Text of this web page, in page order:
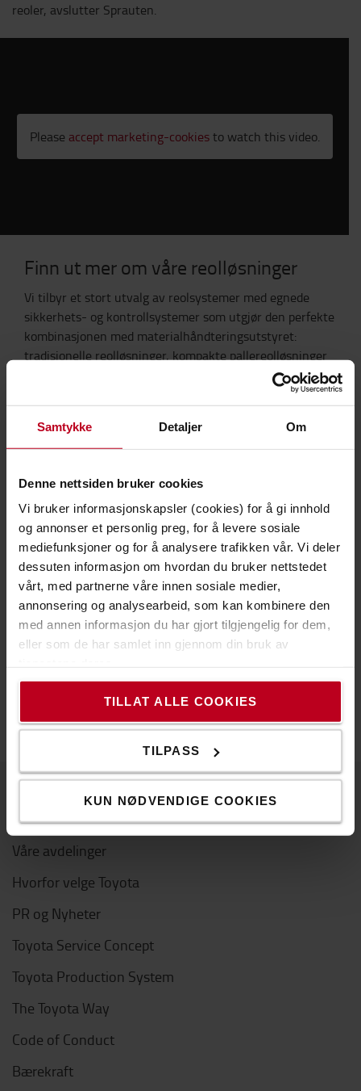
Samtykke Detaljer Om
Denne nettsiden bruker cookies
Vi bruker informasjonskapsler (cookies) for å gi innhold
og annonser et personlig preg, for å levere sosiale
mediefunksjoner og for å analysere trafikken vår. Vi deler
dessuten informasjon om hvordan du bruker nettstedet
vårt, med partnerne våre innen sosiale medier,
annonsering og analysearbeid, som kan kombinere den
med annen informasjon du har gjort tilgjengelig for dem,
eller som de har samlet inn gjennom din bruk av
TILLAT ALLE COOKIES
TILPASS
KUN NØDVENDIGE COOKIES
reoler, avslutter Sprauten.
Please accept marketing-cookiesto watch this video.
Finn ut mer om våre reolløsninger
Vi tilbyr et stort utvalg av reolsystemer med egnede
sikkerhets- og kontrollsystemer som utgjør den perfekte
kombinasjonen med materialhåndteringsutstyret:
tradisjonelle reolløsninger, kompakte pallereolløsninger
for maksimering av lagerplassen, eller reolløsninger uten
Magnus sprauten, Salgssjef reolsystemer forteller kort
Vi kan tilby løsninger for de fleste. Hovedkategoriene er:
Konvensjonelle reolløsninger
Pallereoler med høy tetthet
Reolsystemer uten paller
LES MER OM REOLLØSNINGER
Om Toyota
Våre avdelinger
Hvorfor velge Toyota
PR og Nyheter
Toyota Service Concept
Toyota Production System
The Toyota Way
Code of Conduct
Bærekraft